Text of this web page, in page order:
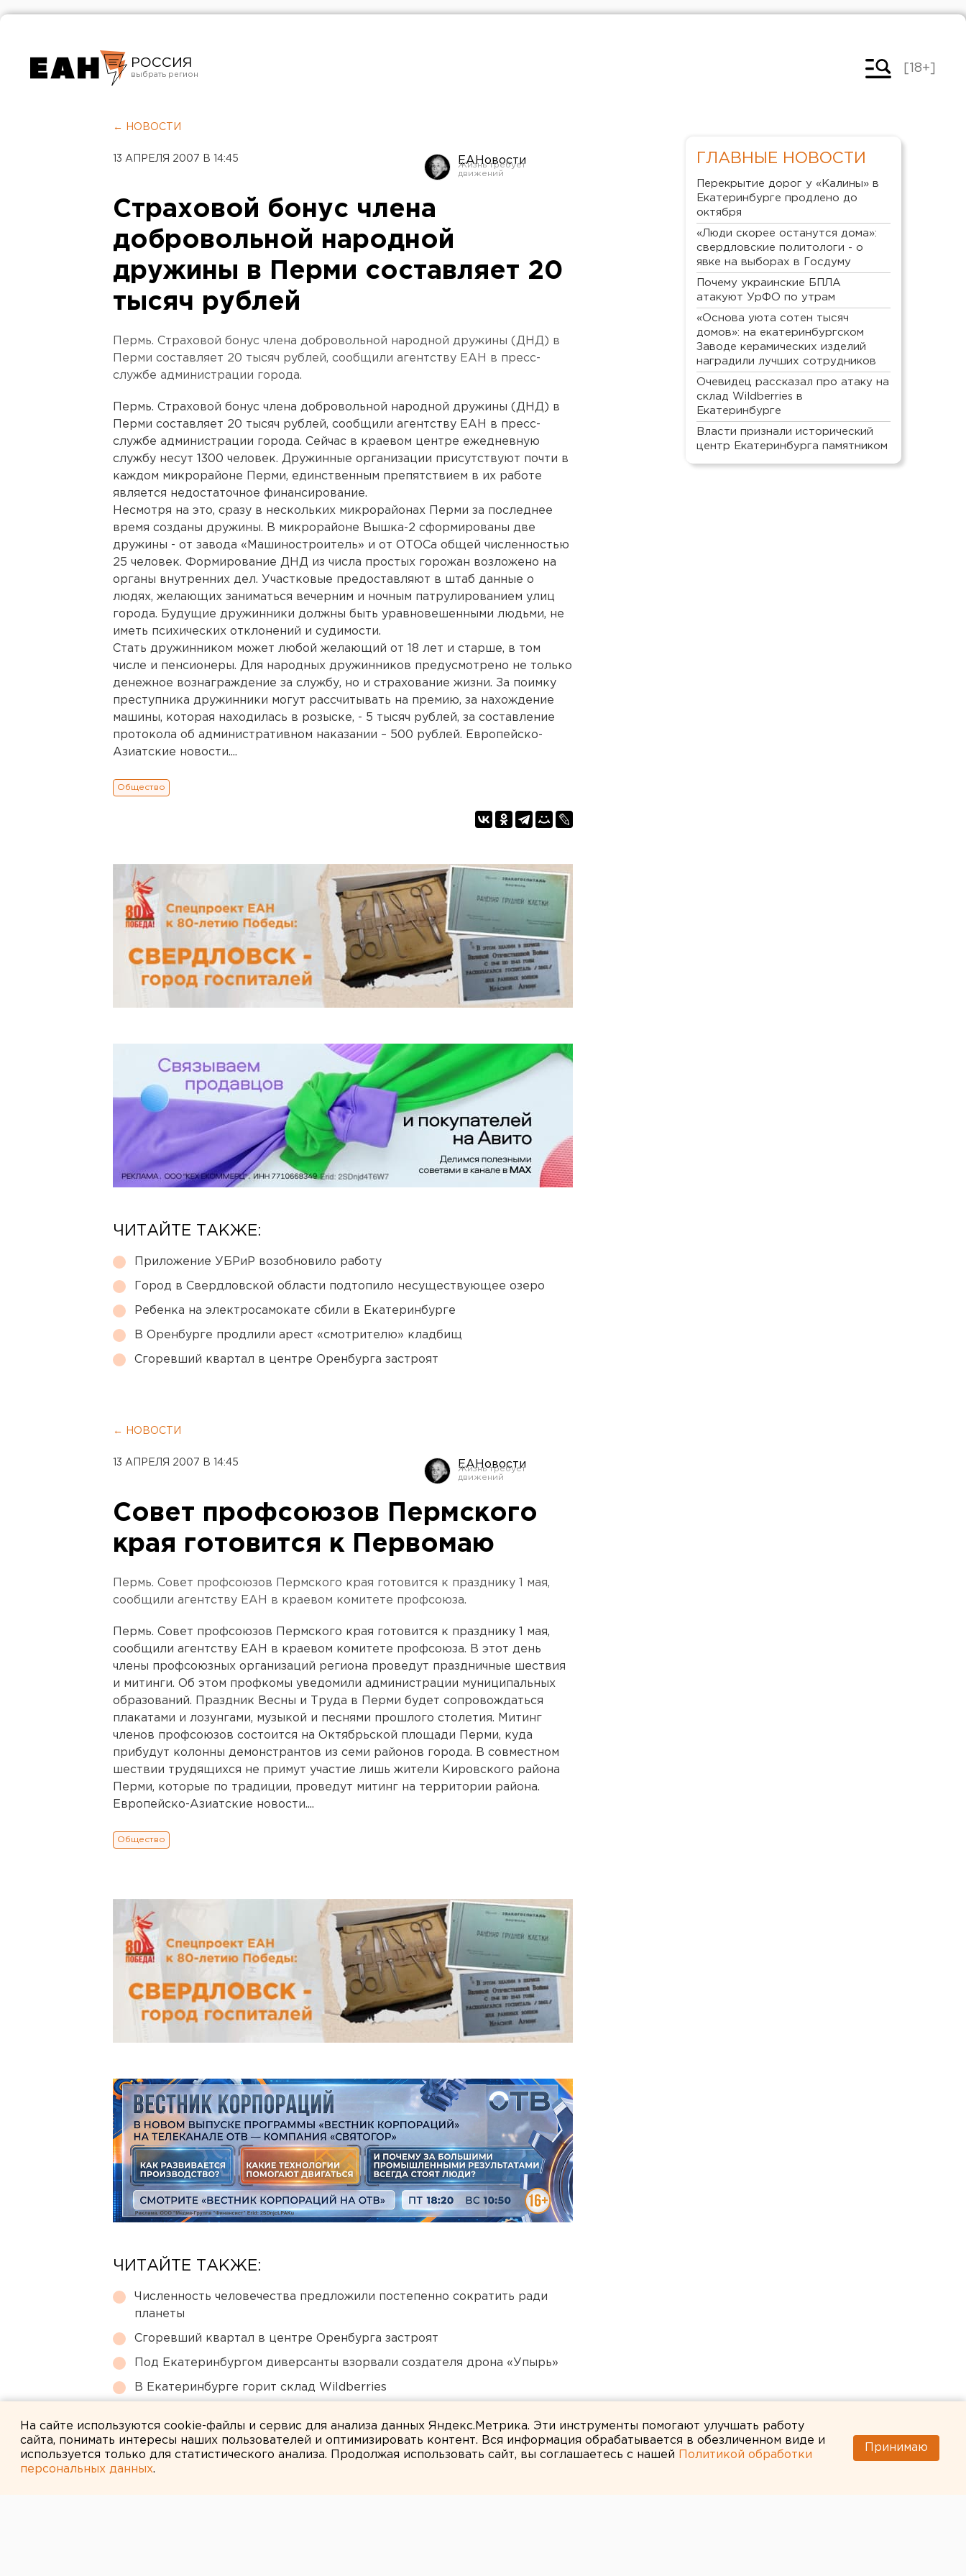
РОССИЯ
Челябинск
[18+]
← НОВОСТИ
13 АПРЕЛЯ 2007 В 14:45 ЕАНовости
Страховой бонус члена
добровольной народной
дружины в Перми составляет 20
тысяч рублей
Пермь. Страховой бонус члена добровольной народной дружины (ДНД) в
Перми составляет 20 тысяч рублей, сообщили агентству ЕАН в пресс-
службе администрации города.
Пермь. Страховой бонус члена добровольной народной дружины (ДНД) в
Перми составляет 20 тысяч рублей, сообщили агентству ЕАН в пресс-
службе администрации города. Сейчас в краевом центре ежедневную
службу несут 1300 человек. Дружинные организации присутствуют почти в
каждом микрорайоне Перми, единственным препятствием в их работе
является недостаточное финансирование.
Несмотря на это, сразу в нескольких микрорайонах Перми за последнее
время созданы дружины. В микрорайоне Вышка-2 сформированы две
дружины - от завода «Машиностроитель» и от ОТОСа общей численностью
25 человек. Формирование ДНД из числа простых горожан возложено на
органы внутренних дел. Участковые предоставляют в штаб данные о
людях, желающих заниматься вечерним и ночным патрулированием улиц
города. Будущие дружинники должны быть уравновешенными людьми, не
иметь психических отклонений и судимости.
Стать дружинником может любой желающий от 18 лет и старше, в том
числе и пенсионеры. Для народных дружинников предусмотрено не только
денежное вознаграждение за службу, но и страхование жизни. За поимку
преступника дружинники могут рассчитывать на премию, за нахождение
машины, которая находилась в розыске, - 5 тысяч рублей, за составление
протокола об административном наказании – 500 рублей. Европейско-
Азиатские новости....
Общество
ЧИТАЙТЕ ТАКЖЕ:
Приложение УБРиР возобновило работу
Город в Свердловской области подтопило несуществующее озеро
Ребенка на электросамокате сбили в Екатеринбурге
В Оренбурге продлили арест «смотрителю» кладбищ
Сгоревший квартал в центре Оренбурга застроят
← НОВОСТИ
13 АПРЕЛЯ 2007 В 14:45 ЕАНовости
Совет профсоюзов Пермского
края готовится к Первомаю
Пермь. Совет профсоюзов Пермского края готовится к празднику 1 мая,
сообщили агентству ЕАН в краевом комитете профсоюза.
Пермь. Совет профсоюзов Пермского края готовится к празднику 1 мая,
сообщили агентству ЕАН в краевом комитете профсоюза. В этот день
члены профсоюзных организаций региона проведут праздничные шествия
и митинги. Об этом профкомы уведомили администрации муниципальных
образований. Праздник Весны и Труда в Перми будет сопровождаться
плакатами и лозунгами, музыкой и песнями прошлого столетия. Митинг
членов профсоюзов состоится на Октябрьской площади Перми, куда
прибудут колонны демонстрантов из семи районов города. В совместном
шествии трудящихся не примут участие лишь жители Кировского района
Перми, которые по традиции, проведут митинг на территории района.
Европейско-Азиатские новости....
Общество
ЧИТАЙТЕ ТАКЖЕ:
Численность человечества предложили постепенно сократить ради
планеты
Сгоревший квартал в центре Оренбурга застроят
Под Екатеринбургом диверсанты взорвали создателя дрона «Упырь»
В Екатеринбурге горит склад Wildberries
ГЛАВНЫЕ НОВОСТИ
Перекрытие дорог у «Калины» в
Екатеринбурге продлено до
октября
«Люди скорее останутся дома»:
свердловские политологи - о
явке на выборах в Госдуму
Почему украинские БПЛА
атакуют УрФО по утрам
«Основа уюта сотен тысяч
домов»: на екатеринбургском
Заводе керамических изделий
наградили лучших сотрудников
Очевидец рассказал про атаку на
склад Wildberries в
Екатеринбурге
Власти признали исторический
центр Екатеринбурга памятником
На сайте используются cookie-файлы и сервис для анализа данных Яндекс.Метрика. Эти инструменты помогают улучшать работу
сайта, понимать интересы наших пользователей и оптимизировать контент. Вся информация обрабатывается в обезличенном виде и
используется только для статистического анализа. Продолжая использовать сайт, вы соглашаетесь с нашей
Политикой обработки
персональных данных.
Принимаю